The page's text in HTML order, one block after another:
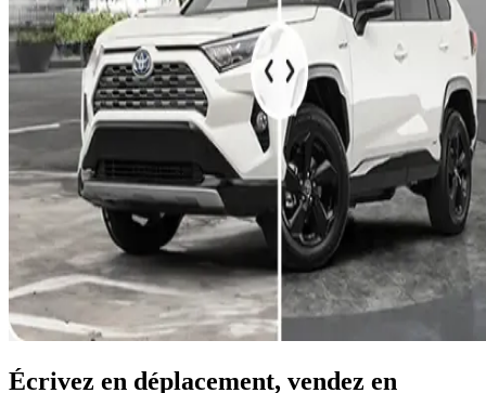
Écrivez en déplacement, vendez en